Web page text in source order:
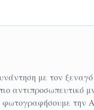
ανεξάρτητη
του
με τον
αντιπροσωπευτικό
φωτογραφήσουμε την